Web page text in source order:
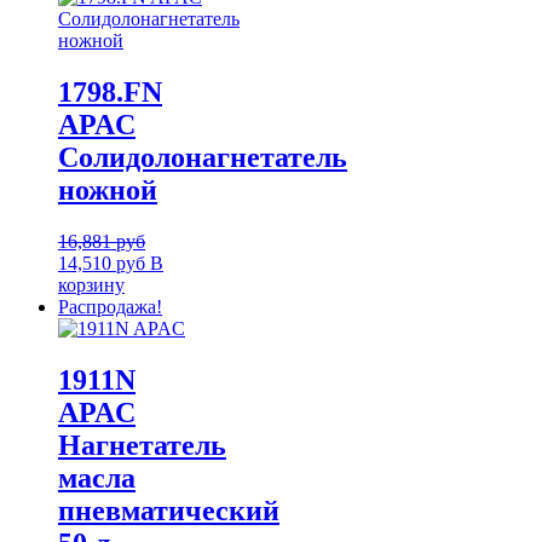
1798.FN
APAC
Солидолонагнетатель
ножной
16,881руб
14,510 руб В
корзину
Распродажа!
1911N
APAC
Нагнетатель
масла
пневматический